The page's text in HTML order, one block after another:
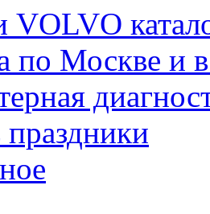
VOLVO
по Москве и
праздники